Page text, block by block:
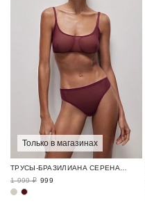
Только в магазинах
ТРУСЫ-БРАЗИЛИАНА СЕРЕНА / SERENE
1 999 ₽ 999